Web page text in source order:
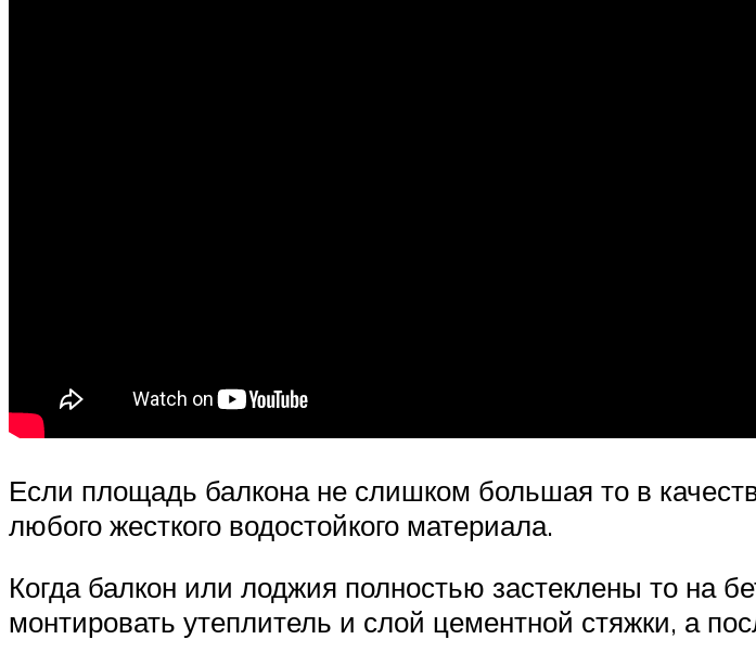
Если площадь балкона не слишком большая то в
любого жесткого водостойкого материала.
Когда балкон или лоджия полностью застеклены то на
монтировать утеплитель и слой цементной стяжки, а